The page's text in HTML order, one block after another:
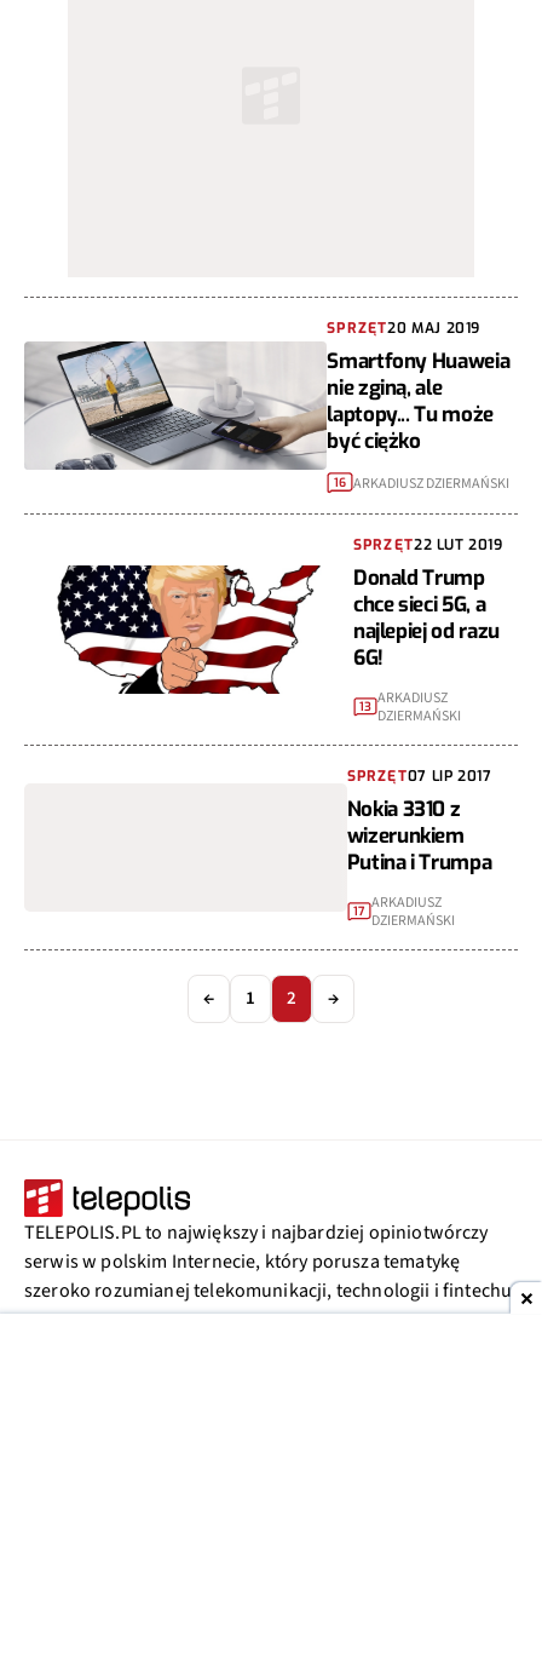
SPRZĘT20 MAJ 2019
Smartfony Huaweia
nie zginą, ale
laptopy... Tu może
być ciężko
16 ARKADIUSZ DZIERMAŃSKI
SPRZĘT22 LUT 2019
Donald Trump
chce sieci 5G, a
najlepiej od razu
6G!
13 ARKADIUSZ
DZIERMAŃSKI
SPRZĘT07 LIP 2017
Nokia 3310 z
wizerunkiem
Putina i Trumpa
17 ARKADIUSZ
DZIERMAŃSKI
← 1 2 →
TELEPOLIS.PL to największy i najbardziej opiniotwórczy
serwis w polskim Internecie, który porusza tematykę
szeroko rozumianej telekomunikacji, technologii i fintechu.